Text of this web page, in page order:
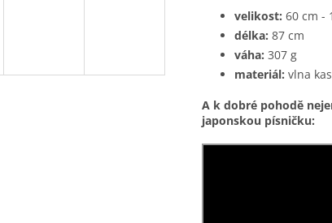
velikost: 60 cm -
délka: 87 cm
váha: 307 g
materiál: vlna
A k dobré pohodě
japonskou písničku: